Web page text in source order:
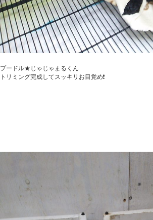
プードル★じゃじゃまるくん
トリミング完成してスッキリお目覚め❗